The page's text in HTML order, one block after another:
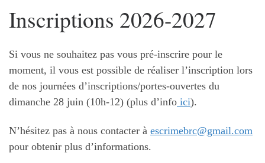
Inscriptions 2026-2027
Si vous ne souhaitez pas vous pré-inscrire pour le
moment, il vous est possible de réaliser l’inscription lors
de nos journées d’inscriptions/portes-ouvertes du
dimanche 28 juin (10h-12) (plus d’info ici).
N’hésitez pas à nous contacter à escrimebrc@gmail.com
pour obtenir plus d’informations.